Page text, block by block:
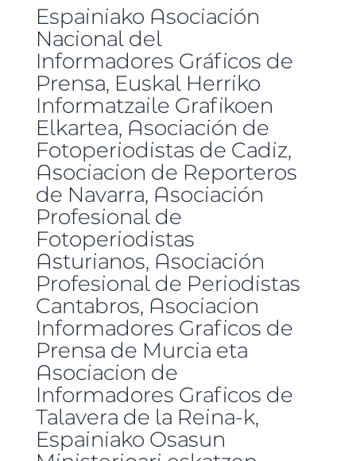
Espainiako Asociación
Nacional del
Informadores Gráficos de
Prensa, Euskal Herriko
Informatzaile Grafikoen
Elkartea, Asociación de
Fotoperiodistas de Cadiz,
Asociacion de Reporteros
de Navarra, Asociación
Profesional de
Fotoperiodistas
Asturianos, Asociación
Profesional de Periodistas
Cantabros, Asociacion
Informadores Graficos de
Prensa de Murcia eta
Asociacion de
Informadores Graficos de
Talavera de la Reina-k,
Espainiako Osasun